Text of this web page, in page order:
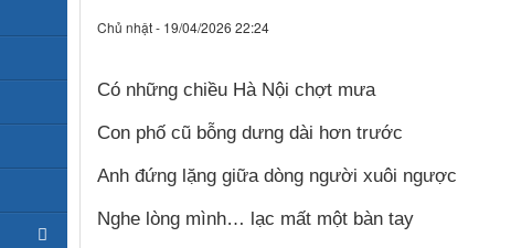
Chủ nhật - 19/04/2026 22:24
Có những chiều Hà Nội chợt mưa
Con phố cũ bỗng dưng dài hơn trước
Anh đứng lặng giữa dòng người xuôi ngược
Nghe lòng mình… lạc mất một bàn tay